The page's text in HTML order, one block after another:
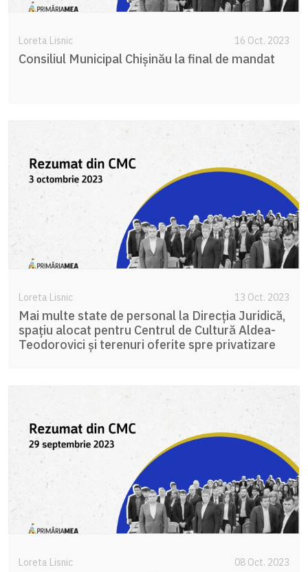
Loreta Lisnic 16 Oct. 2023
Consiliul Municipal Chișinău la final de mandat
Loreta Lisnic 13 Oct. 2023
Mai multe state de personal la Direcția Juridică,
spațiu alocat pentru Centrul de Cultură Aldea-
Teodorovici și terenuri oferite spre privatizare
Loreta Lisnic 08 Oct. 2023